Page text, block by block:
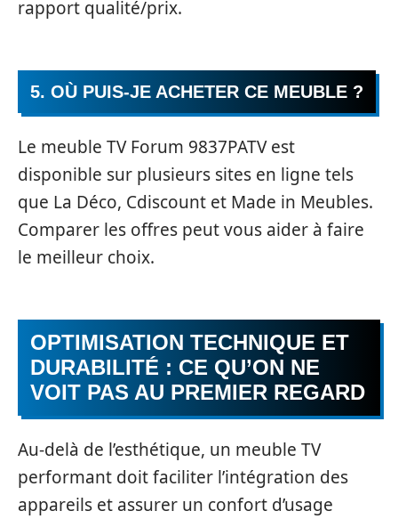
rapport qualité/prix.
5. OÙ PUIS-JE ACHETER CE MEUBLE ?
Le meuble TV Forum 9837PATV est
disponible sur plusieurs sites en ligne tels
que La Déco, Cdiscount et Made in Meubles.
Comparer les offres peut vous aider à faire
le meilleur choix.
OPTIMISATION TECHNIQUE ET
DURABILITÉ : CE QU’ON NE
VOIT PAS AU PREMIER REGARD
Au-delà de l’esthétique, un meuble TV
performant doit faciliter l’intégration des
appareils et assurer un confort d’usage